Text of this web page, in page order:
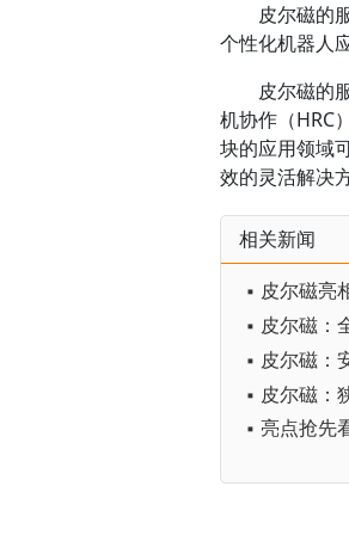
皮尔磁的
个性化机器人应
皮尔磁的
机协作（HRC
块的应用领域
效的灵活解决方
相关新闻
▪ 皮尔磁：
▪ 亮点抢先